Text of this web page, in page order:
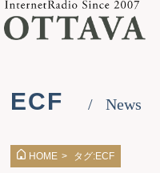
ECF News
HOME > タグ:ECF